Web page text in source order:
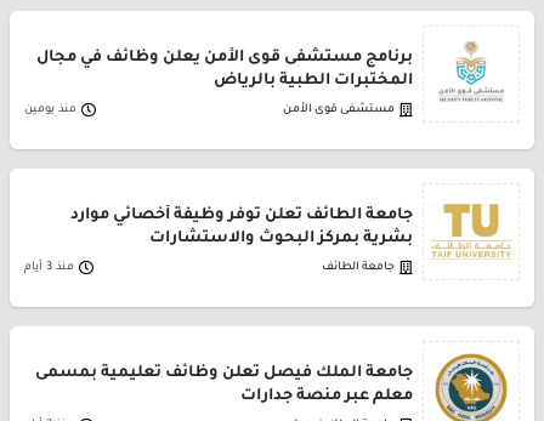
برنامج مستشفى قوى الأمن يعلن وظائف في مجال
المختبرات الطبية بالرياض
مستشفى قوى الأمن منذ يومين
جامعة الطائف تعلن توفر وظيفة أخصائي موارد
بشرية بمركز البحوث والاستشارات
جامعة الطائف منذ 3 أيام
جامعة الملك فيصل تعلن وظائف تعليمية بمسمى
معلم عبر منصة جدارات